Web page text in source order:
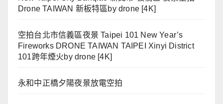
Drone TAIWAN 新板特區by drone [4K]
空拍台北市信義區夜景 Taipei 101 New Year’s
Fireworks DRONE TAIWAN TAIPEI Xinyi District
101跨年煙火by drone [4K]
永和中正橋夕陽夜景放電空拍